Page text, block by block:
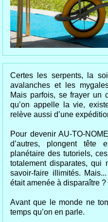
Certes les serpents, la
avalanches et les
Mais parfois, se frayer un
qu’on appelle la vie,
relève aussi d’une
Pour devenir AU-TO-
d’autres, plongent tête
planétaire des tutoriels,
totalement disparates, qui
savoir-faire illimités.
était amenée à disparaître ?
Avant que le monde ne
temps qu’on en parle.